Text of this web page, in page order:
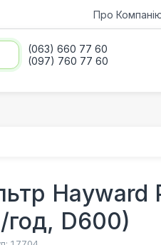
Про
(063) 660 77 60
(097) 760 77 60
Hayward
D600)